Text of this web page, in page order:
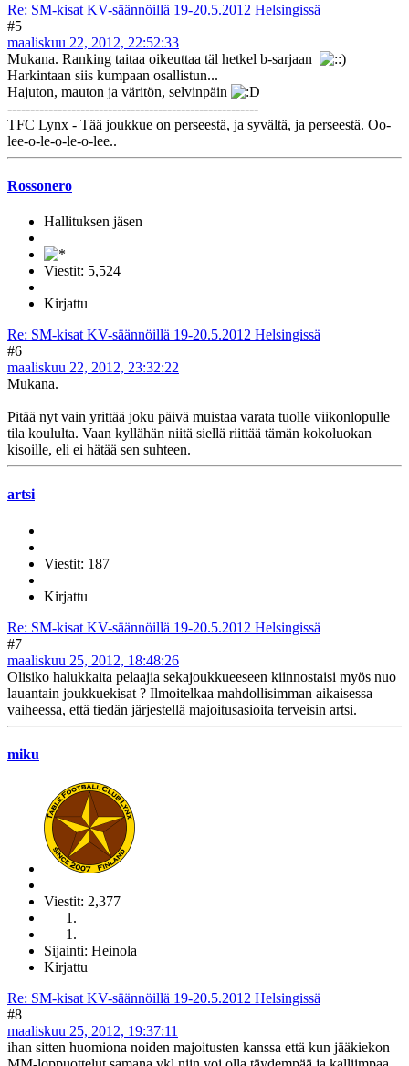
Re: SM-kisat KV-säännöillä 19-20.5.2012 Helsingissä
#5
maaliskuu 22, 2012, 22:52:33
Mukana. Ranking taitaa oikeuttaa täl hetkel b-sarjaan
Harkintaan siis kumpaan osallistun...
Hajuton, mauton ja väritön, selvinpäin
-------------------------------------------------------
TFC Lynx - Tää joukkue on perseestä, ja syvältä, ja perseestä. Oo-
lee-o-le-o-le-o-lee..
Rossonero
Hallituksen jäsen
Viestit: 5,524
Kirjattu
Re: SM-kisat KV-säännöillä 19-20.5.2012 Helsingissä
#6
maaliskuu 22, 2012, 23:32:22
Mukana.
Pitää nyt vain yrittää joku päivä muistaa varata tuolle viikonlopulle
tila koululta. Vaan kyllähän niitä siellä riittää tämän kokoluokan
kisoille, eli ei hätää sen suhteen.
artsi
Viestit: 187
Kirjattu
Re: SM-kisat KV-säännöillä 19-20.5.2012 Helsingissä
#7
maaliskuu 25, 2012, 18:48:26
Olisiko halukkaita pelaajia sekajoukkueeseen kiinnostaisi myös nuo
lauantain joukkuekisat ? Ilmoitelkaa mahdollisimman aikaisessa
vaiheessa, että tiedän järjestellä majoitusasioita terveisin artsi.
miku
Viestit: 2,377
Sijainti: Heinola
Kirjattu
Re: SM-kisat KV-säännöillä 19-20.5.2012 Helsingissä
#8
maaliskuu 25, 2012, 19:37:11
ihan sitten huomiona noiden majoitusten kanssa että kun jääkiekon